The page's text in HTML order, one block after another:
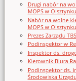
Drugi nabór na
MOPS w Olsztynku
Nabór na wolne
MOPS w Olsztynku
Prezes Zarządu
Podinspektor w
Inspektor ds.
Kierownik Biura
Podinspektor ds.
Środowiska